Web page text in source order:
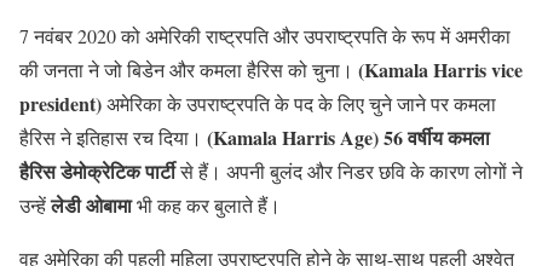
7 नवंबर 2020 को अमेरिकी राष्ट्रपति और उपराष्ट्रपति के रूप में अमरीका
की जनता ने जो बिडेन और कमला हैरिस को चुना। (Kamala Harris vice
president)अमेरिका के उपराष्ट्रपति के पद के लिए चुने जाने पर कमला
हैरिस ने इतिहास रच दिया। (Kamala Harris Age) 56 वर्षीय कमला
हैरिस डेमोक्रेटिक पार्टीसे हैं। अपनी बुलंद और निडर छवि के कारण लोगों ने
उन्हेंलेडी ओबामाभी कह कर बुलाते हैं।
वह अमेरिका की पहली महिला उपराष्ट्रपति होने के साथ-साथ पहली अश्वेत